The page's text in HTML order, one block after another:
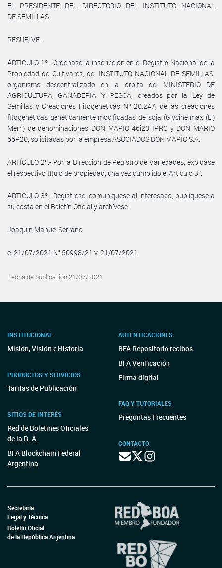
EL PRESIDENTE DEL DIRECTORIO DEL INSTITUTO NACIONAL
DE SEMILLAS
RESUELVE:
ARTÍCULO 1º.- Ordénase la inscripción en el Registro Nacional de la
Propiedad de Cultivares, del INSTITUTO NACIONAL DE SEMILLAS,
organismo descentralizado en la órbita del MINISTERIO DE
AGRICULTURA, GANADERÍA Y PESCA, creados por la Ley de
Semillas y Creaciones Fitogenéticas Nº 20.247, de las creaciones
fitogenéticas genéticamente modificadas de soja (Glycine max (L.)
Merr.) de denominaciones DON MARIO 46i20 IPRO y DON MARIO
55R20, solicitadas por la empresa ASOCIADOS DON MARIO S.A..
ARTÍCULO 2º.- Por la Dirección de Registro de Variedades, expídase
el respectivo título de propiedad, una vez cumplido el Artículo 3°.
ARTÍCULO 3º.- Regístrese, comuníquese al interesado, publíquese a
su costa en el Boletín Oficial y archívese.
Joaquin Manuel Serrano
e. 21/07/2021 N° 50998/21 v. 21/07/2021
Fecha de publicación 21/07/2021
INSTITUCIONAL
Misión, Visión e Historia
PRODUCTOS Y SERVICIOS
Tarifas de Publicación
SITIOS DE INTERÉS
Red de Boletines Oficiales
de la R. A.
BFA Blockchain Federal
Argentina
AUTENTICACIONES
BFA Repositorio recibos
BFA Verificación
Firma digital
FAQ Y TUTORIALES
Preguntas Frecuentes
CONTACTO
Secretaría
Legal y Técnica
Boletín Oficial
de la República Argentina